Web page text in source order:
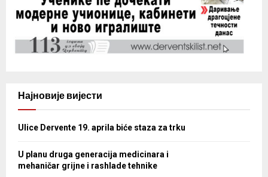
Најновије вијести
Ulice Dervente 19. aprila biće staza za trku
U planu druga generacija medicinara i
mehaničar grijne i rashlade tehnike